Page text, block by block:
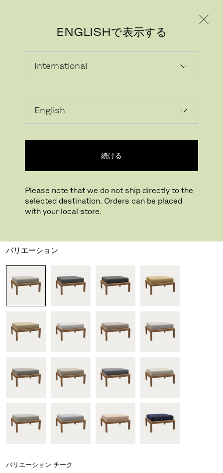
ENGLISHで表示する
続ける
Please note that we do not ship directly to the
selected destination. Orders can be placed
with your local store.
ヴィルケリスト プフ
バリエーション
バリエーション チーク